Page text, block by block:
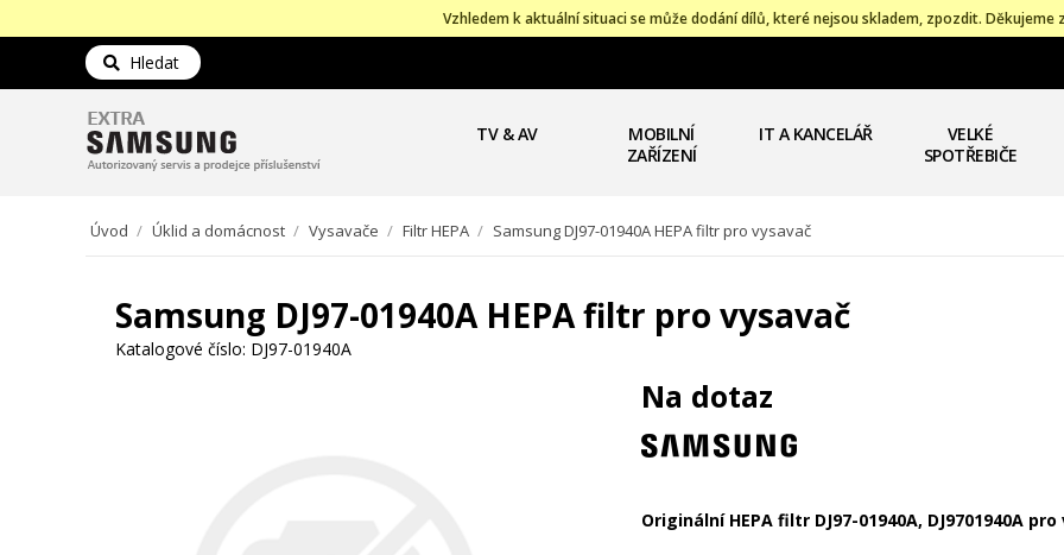
Vzhledem k aktuální situaci se může dodání dílů, které nejsou skladem, zpozdit. Děkujeme
Hledat
TV & AV
MOBILNÍ
ZAŘÍZENÍ
IT A KANCELÁŘ
VELKÉ
SPOTŘEBIČE
Úvod / Úklid a domácnost / Vysavače / Filtr HEPA / Samsung DJ97-01940A HEPA filtr pro vysavač
Samsung DJ97-01940A HEPA filtr pro vysavač
Katalogové číslo: DJ97-01940A
Na dotaz
Originální HEPA filtr DJ97-01940A, DJ9701940Apro